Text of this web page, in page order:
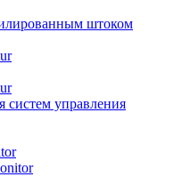
штоком
управления